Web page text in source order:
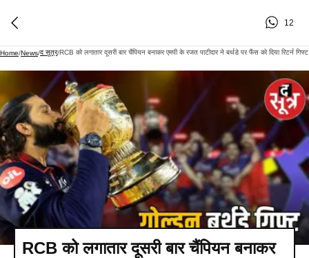
12
Home/News/द सूत्र/RCB को लगातार दूसरी बार चैंपियन बनाकर एमपी के रजत पाटीदार ने बर्थडे पर फैंस को दिया रिटर्न गिफ्ट
RCB को लगातार दूसरी बार चैंपियन बनाकर